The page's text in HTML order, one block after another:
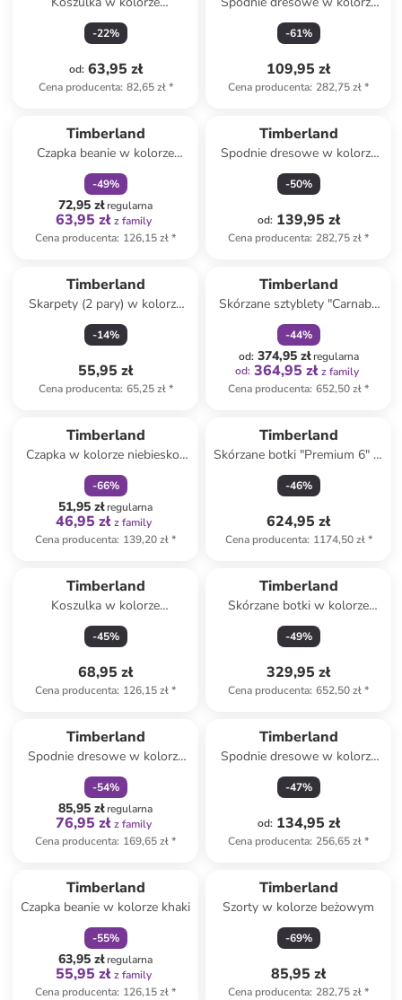
pomarańczowym
-22%
od: 63,95 zł
Cena producenta: 82,65 zł*
niebieskim
-61%
109,95 zł
Cena producenta: 282,75 zł*
Timberland
Czapka beanie w kolorze
niebieskim
-49%
72,95 złregularna
63,95 zł z family
Cena producenta: 126,15 zł*
Timberland
Spodnie dresowe w kolorze
pomarańczowym
-50%
od: 139,95 zł
Cena producenta: 282,75 zł*
Timberland
Skarpety (2 pary) w kolorze
biało-niebieskim
-14%
55,95 zł
Cena producenta: 65,25 zł*
Timberland
Skórzane sztyblety "Carnaby
Cool" w kolorze khaki
-44%
od: 374,95 złregularna
od: 364,95 zł z family
Cena producenta: 652,50 zł*
Timberland
Czapka w kolorze niebiesko-
granatowym
-66%
51,95 złregularna
46,95 zł z family
Cena producenta: 139,20 zł*
Timberland
Skórzane botki "Premium 6" w
kolorze jasnobrązowym
-46%
624,95 zł
Cena producenta: 1174,50 zł*
Timberland
Koszulka w kolorze
fioletowym
-45%
68,95 zł
Cena producenta: 126,15 zł*
Timberland
Skórzane botki w kolorze
jasnobrązowym
-49%
329,95 zł
Cena producenta: 652,50 zł*
Timberland
Spodnie dresowe w kolorze
błękitnym
-54%
85,95 złregularna
76,95 zł z family
Cena producenta: 169,65 zł*
Timberland
Spodnie dresowe w kolorze
granatowym
-47%
od: 134,95 zł
Cena producenta: 256,65 zł*
Timberland
Czapka beanie w kolorze khaki
-55%
63,95 złregularna
55,95 zł z family
Cena producenta: 126,15 zł*
Timberland
Szorty w kolorze beżowym
-69%
85,95 zł
Cena producenta: 282,75 zł*